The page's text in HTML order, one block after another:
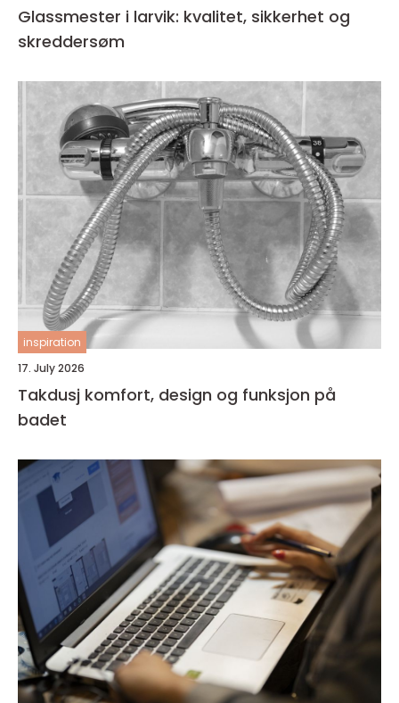
Glassmester i larvik: kvalitet, sikkerhet og
skreddersøm
inspiration
17. July 2026
Takdusj komfort, design og funksjon på
badet